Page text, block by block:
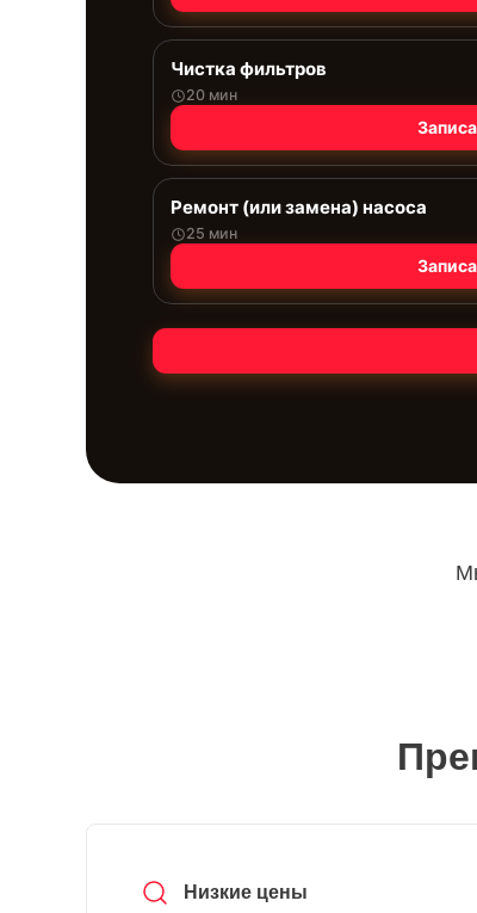
Чистка фильтров
20 мин
Ремонт (или замена) насоса
25 мин
Низкие цены